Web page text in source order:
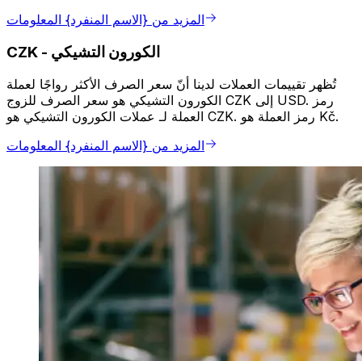
المزيد من {الاسم المنفرد} المعلومات
CZK - الكورون التشيكي
تُظهر تقييمات العملات لدينا أنّ سعر الصرف الأكثر رواجًا لعملة
الكورون التشيكي هو سعر الصرف للزوج CZK إلى USD. رمز
العملة لـ عملات الكورون التشيكي هو CZK. رمز العملة هو Kč.
المزيد من {الاسم المنفرد} المعلومات